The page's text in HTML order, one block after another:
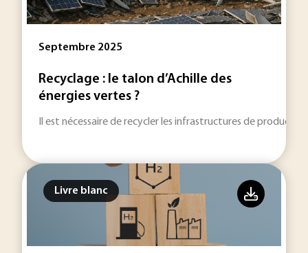
Septembre 2025
Recyclage : le talon d’Achille des
énergies vertes ?
Il est nécessaire de recycler les infrastructures de
Livre blanc